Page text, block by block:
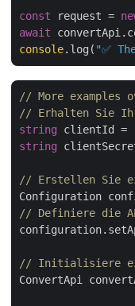
const request =
await
console.log( "✅
// More examples
// Erhalten Sie
string clientId =
string
// Erstellen Sie
Configuration
// Definiere die
// Initialisiere
ConvertApi